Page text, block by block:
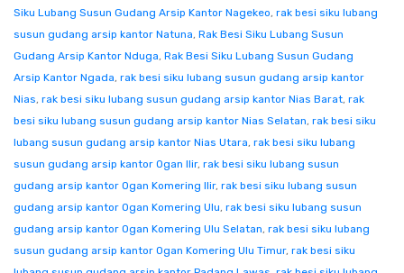
Siku Lubang Susun Gudang Arsip Kantor Nagekeo, rak besi siku lubang
susun gudang arsip kantor Natuna, Rak Besi Siku Lubang Susun
Gudang Arsip Kantor Nduga, Rak Besi Siku Lubang Susun Gudang
Arsip Kantor Ngada, rak besi siku lubang susun gudang arsip kantor
Nias, rak besi siku lubang susun gudang arsip kantor Nias Barat, rak
besi siku lubang susun gudang arsip kantor Nias Selatan, rak besi siku
lubang susun gudang arsip kantor Nias Utara, rak besi siku lubang
susun gudang arsip kantor Ogan Ilir, rak besi siku lubang susun
gudang arsip kantor Ogan Komering Ilir, rak besi siku lubang susun
gudang arsip kantor Ogan Komering Ulu, rak besi siku lubang susun
gudang arsip kantor Ogan Komering Ulu Selatan, rak besi siku lubang
susun gudang arsip kantor Ogan Komering Ulu Timur, rak besi siku